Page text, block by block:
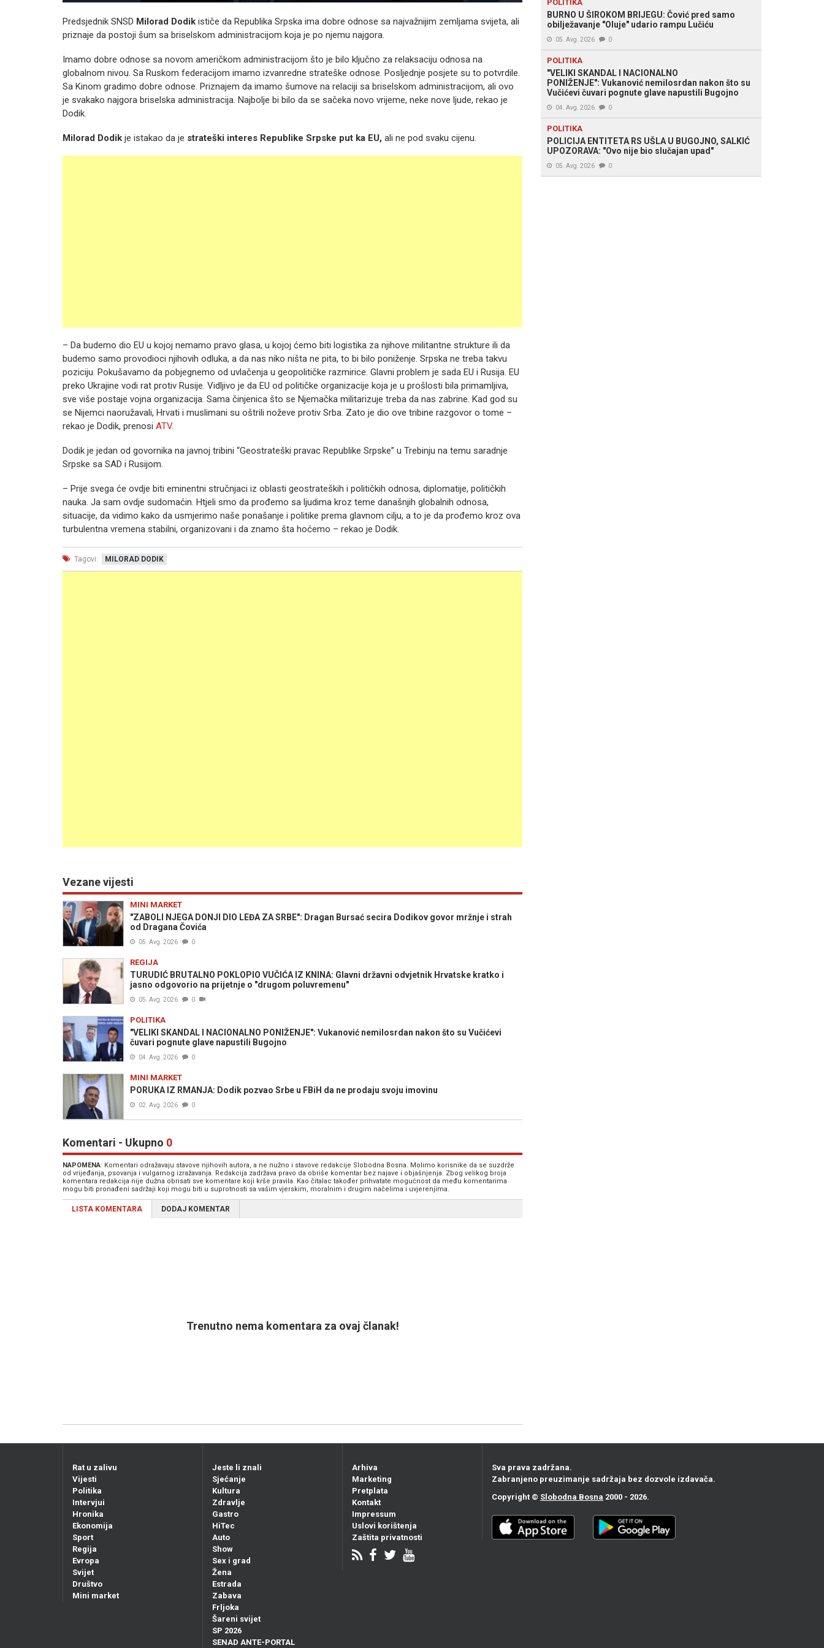
Predsjednik SNSD Milorad Dodik ističe da Republika Srpska ima dobre odnose sa najvažnijim zemljama svijeta, ali
priznaje da postoji šum sa briselskom administracijom koja je po njemu najgora.
Imamo dobre odnose sa novom američkom administracijom što je bilo ključno za relaksaciju odnosa na
globalnom nivou. Sa Ruskom federacijom imamo izvanredne strateške odnose. Posljednje posjete su to potvrdile.
Sa Kinom gradimo dobre odnose. Priznajem da imamo šumove na relaciji sa briselskom administracijom, ali ovo
je svakako najgora briselska administracija. Najbolje bi bilo da se sačeka novo vrijeme, neke nove ljude, rekao je
Dodik.
Milorad Dodik je istakao da je strateški interes Republike Srpske put ka EU, ali ne pod svaku cijenu.
– Da budemo dio EU u kojoj nemamo pravo glasa, u kojoj ćemo biti logistika za njihove militantne strukture ili da
budemo samo provodioci njihovih odluka, a da nas niko ništa ne pita, to bi bilo poniženje. Srpska ne treba takvu
poziciju. Pokušavamo da pobjegnemo od uvlačenja u geopolitičke razmirice. Glavni problem je sada EU i Rusija. EU
preko Ukrajine vodi rat protiv Rusije. Vidljivo je da EU od političke organizacije koja je u prošlosti bila primamljiva,
sve više postaje vojna organizacija. Sama činjenica što se Njemačka militarizuje treba da nas zabrine. Kad god su
se Nijemci naoružavali, Hrvati i muslimani su oštrili noževe protiv Srba. Zato je dio ove tribine razgovor o tome –
rekao je Dodik, prenosi ATV.
Dodik je jedan od govornika na javnoj tribini “Geostrateški pravac Republike Srpske” u Trebinju na temu saradnje
Srpske sa SAD i Rusijom.
– Prije svega će ovdje biti eminentni stručnjaci iz oblasti geostrateških i političkih odnosa, diplomatije, političkih
nauka. Ja sam ovdje sudomaćin. Htjeli smo da prođemo sa ljudima kroz teme današnjih globalnih odnosa,
situacije, da vidimo kako da usmjerimo naše ponašanje i politike prema glavnom cilju, a to je da prođemo kroz ova
turbulentna vremena stabilni, organizovani i da znamo šta hoćemo – rekao je Dodik.
Tagovi: MILORAD DODIK
Vezane vijesti
MINI MARKET
"ZABOLI NJEGA DONJI DIO LEĐA ZA SRBE": Dragan Bursać secira Dodikov govor mržnje i strah
od Dragana Čovića
05. Avg. 2026 0
REGIJA
TURUDIĆ BRUTALNO POKLOPIO VUČIĆA IZ KNINA: Glavni državni odvjetnik Hrvatske kratko i
jasno odgovorio na prijetnje o "drugom poluvremenu"
05. Avg. 2026 0
POLITIKA
"VELIKI SKANDAL I NACIONALNO PONIŽENJE": Vukanović nemilosrdan nakon što su Vučićevi
čuvari pognute glave napustili Bugojno
04. Avg. 2026 0
MINI MARKET
PORUKA IZ RMANJA: Dodik pozvao Srbe u FBiH da ne prodaju svoju imovinu
02. Avg. 2026 0
Komentari - Ukupno 0
NAPOMENA: Komentari odražavaju stavove njihovih autora, a ne nužno i stavove redakcije Slobodna Bosna. Molimo korisnike da se suzdrže
od vrijeđanja, psovanja i vulgarnog izražavanja. Redakcija zadržava pravo da obriše komentar bez najave i objašnjenja. Zbog velikog broja
komentara redakcija nije dužna obrisati sve komentare koji krše pravila. Kao čitalac također prihvatate mogućnost da među komentarima
mogu biti pronađeni sadržaji koji mogu biti u suprotnosti sa vašim vjerskim, moralnim i drugim načelima i uvjerenjima.
LISTA KOMENTARA DODAJ KOMENTAR
Trenutno nema komentara za ovaj članak!
POLITIKA
BURNO U ŠIROKOM BRIJEGU: Čović pred samo
obilježavanje "Oluje" udario rampu Lučiću
05. Avg. 2026 0
POLITIKA
"VELIKI SKANDAL I NACIONALNO
PONIŽENJE": Vukanović nemilosrdan nakon što su
Vučićevi čuvari pognute glave napustili Bugojno
04. Avg. 2026 0
POLITIKA
POLICIJA ENTITETA RS UŠLA U BUGOJNO, SALKIĆ
UPOZORAVA: "Ovo nije bio slučajan upad"
05. Avg. 2026 0
Rat u zalivu
Vijesti
Politika
Intervjui
Hronika
Ekonomija
Sport
Regija
Evropa
Svijet
Društvo
Mini market
Jeste li znali
Sjećanje
Kultura
Zdravlje
Gastro
HiTec
Auto
Show
Sex i grad
Žena
Estrada
Zabava
Frljoka
Šareni svijet
SP 2026
SENAD ANTE-PORTAL
Arhiva
Marketing
Pretplata
Kontakt
Impressum
Uslovi korištenja
Zaštita privatnosti
Sva prava zadržana.
Zabranjeno preuzimanje sadržaja bez dozvole izdavača.
Copyright © Slobodna Bosna 2000 - 2026.